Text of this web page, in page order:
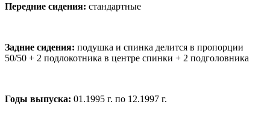
Передние сидения: стандартные
Задние сидения: подушка и спинка делится в пропорции
50/50 + 2 подлокотника в центре спинки + 2 подголовника
Годы выпуска: 01.1995 г. по 12.1997 г.